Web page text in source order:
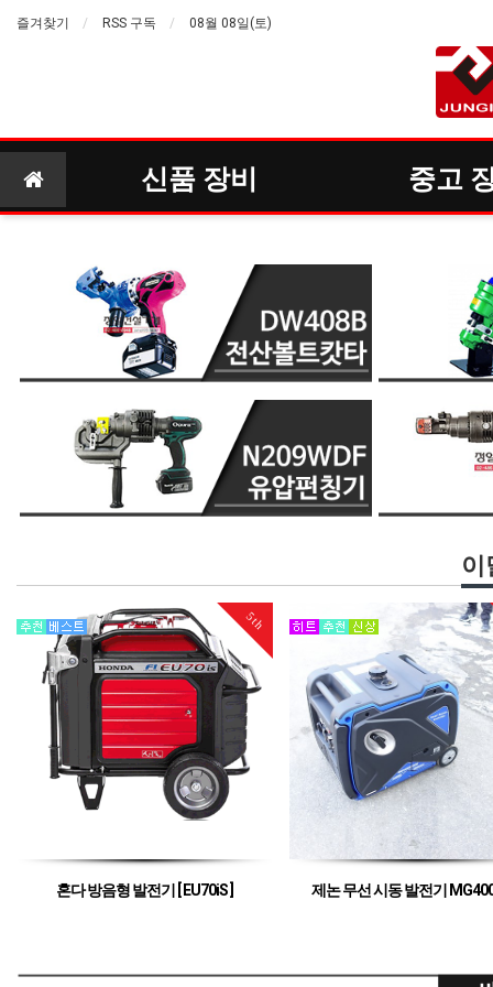
즐겨찾기 RSS 구독 08월 08일(토)
신품 장비 중고
이
6th
제논 무선 시동 발전기 MG4000iSE 제논 방음형 발전기